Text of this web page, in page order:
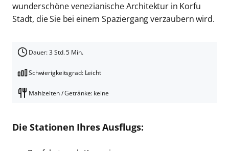
wunderschöne venezianische Architektur in Korfu
Stadt, die Sie bei einem Spaziergang verzaubern wird.
Dauer: 3 Std. 5 Min.
Schwierigkeitsgrad: Leicht
Mahlzeiten / Getränke: keine
Die Stationen Ihres Ausflugs: